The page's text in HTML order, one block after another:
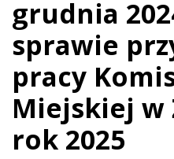
grudnia
sprawie
pracy
Miejskiej w
rok 2025